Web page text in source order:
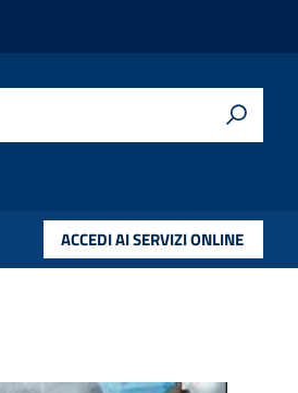
ACCEDI AI SERVIZI ONLINE